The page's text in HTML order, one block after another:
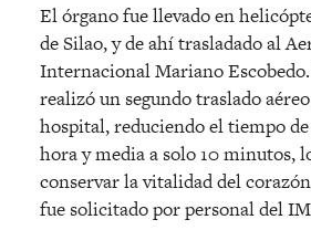
El órgano fue llevado en
de Silao, y de ahí trasladado al
Internacional Mariano
realizó un segundo traslado
hospital, reduciendo el tiempo
hora y media a solo 10 minutos,
conservar la vitalidad del
fue solicitado por personal del